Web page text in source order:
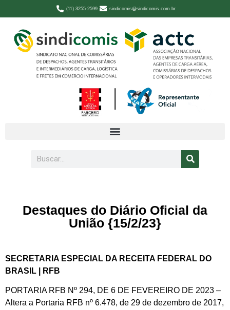
(11) 3255-2599 sindicomis@sindicomis.com.br
Destaques do Diário Oficial da
União {15/2/23}
SECRETARIA ESPECIAL DA RECEITA FEDERAL DO
BRASIL | RFB
PORTARIA RFB Nº 294, DE 6 DE FEVEREIRO DE 2023 –
Altera a Portaria RFB nº 6.478, de 29 de dezembro de 2017,